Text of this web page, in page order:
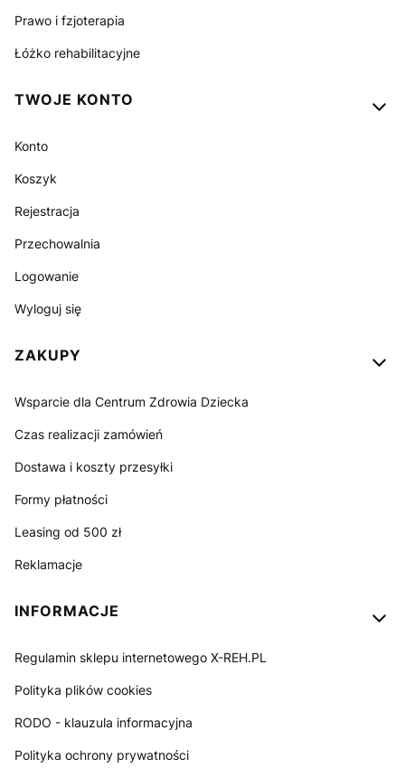
Prawo i fzjoterapia
Łóżko rehabilitacyjne
TWOJE KONTO
Konto
Koszyk
Rejestracja
Przechowalnia
Logowanie
Wyloguj się
ZAKUPY
Wsparcie dla Centrum Zdrowia Dziecka
Czas realizacji zamówień
Dostawa i koszty przesyłki
Formy płatności
Leasing od 500 zł
Reklamacje
INFORMACJE
Regulamin sklepu internetowego X-REH.PL
Polityka plików cookies
RODO - klauzula informacyjna
Polityka ochrony prywatności